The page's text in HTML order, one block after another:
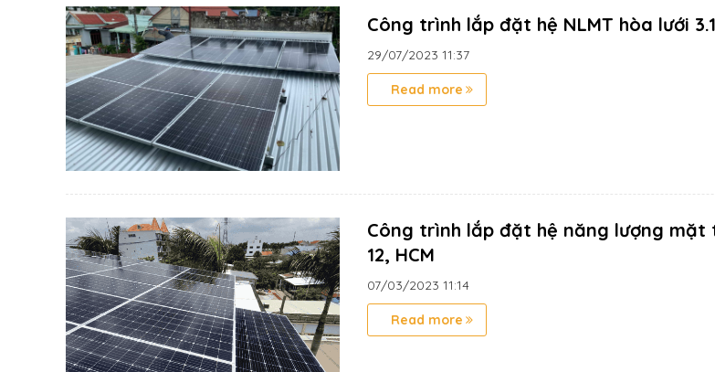
Công trình lắp đặt hệ NLMT hòa lưới
29/07/2023 11:37
Read more
Công trình lắp đặt hệ năng lượng mặt
12, HCM
07/03/2023 11:14
Read more